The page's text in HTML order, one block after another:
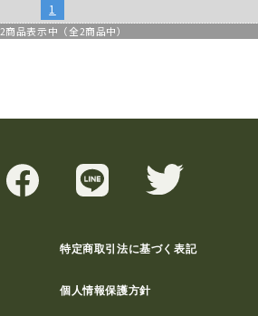
1
2商品表示中（全2商品中）
特定商取引法に基づく表記
個人情報保護方針